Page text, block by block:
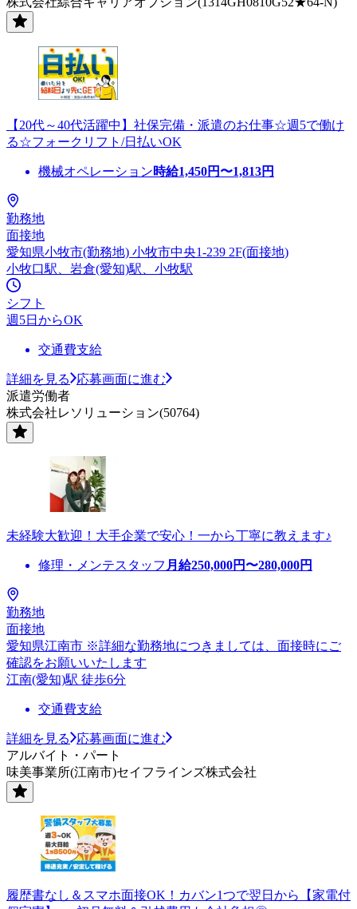
【20代～40代活躍中】社保完備・派遣のお仕事☆週5で働け
る☆フォークリフト/日払いOK
機械オペレーション時給1,450円〜1,813円
勤務地
面接地
愛知県小牧市(勤務地) 小牧市中央1-239 2F(面接地)
小牧口駅、岩倉(愛知)駅、小牧駅
シフト
週5日からOK
交通費支給
詳細を見る
応募画面に進む
派遣労働者
株式会社レソリューション(50764)
未経験大歓迎！大手企業で安心！一から丁寧に教えます♪
修理・メンテスタッフ 月給250,000円〜280,000円
勤務地
面接地
愛知県江南市 ※詳細な勤務地につきましては、面接時にご
確認をお願いいたします
江南(愛知)駅 徒歩6分
交通費支給
詳細を見る
応募画面に進む
アルバイト・パート
味美事業所(江南市)セイフラインズ株式会社
履歴書なし＆スマホ面接OK！カバン1つで翌日から【家電付